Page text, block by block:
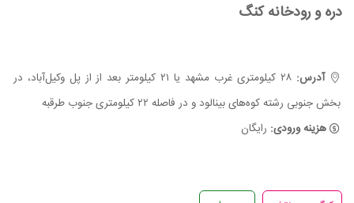
ارتکند کلات
آبشار بابا رمضان کلات
بند طرق
روستای فریزی
دره و رودخانه کنگ
آدرس:
۲۸ کیلومتری غرب مشهد یا ۲۱ کیلومتر بعد از از پل وکیل‌آباد، در
بخش جنوبی رشته کوه‌های بینالود و در فاصله ۲۲ کیلومتری جنوب طرقبه
هزینه ورودی: رایگان